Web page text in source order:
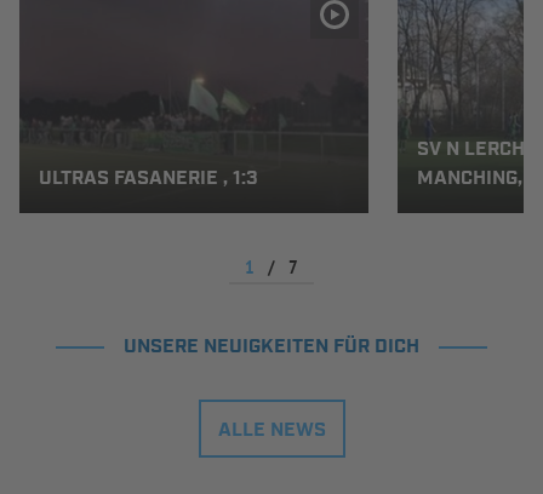
ULTRAS FASANERIE , 1:3
SV N
MANCHING,
1 / 7
UNSERE NEUIGKEITEN FÜR DICH
ALLE NEWS